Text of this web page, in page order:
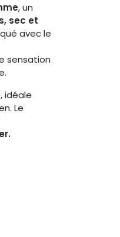
, un
sec et
avec le
sensation
idéale
Le